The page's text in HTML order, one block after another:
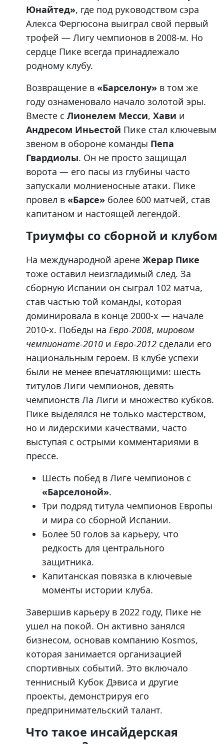
Юнайтед», где под руководством сэра
Алекса Фергюсона выиграл свой первый
трофей — Лигу чемпионов в 2008-м. Но
сердце Пике всегда принадлежало
родному клубу.
Возвращение в «Барселону» в том же
году ознаменовало начало золотой эры.
Вместе с Лионелем Месси, Хави и
Андресом Иньестой Пике стал ключевым
звеном в обороне команды Пепа
Гвардиолы. Он не просто защищал
ворота — его пасы из глубины часто
запускали молниеносные атаки. Пике
провел в «Барсе» более 600 матчей, став
капитаном и настоящей легендой.
Триумфы со сборной и клубом
На международной арене Жерар Пике
тоже оставил неизгладимый след. За
сборную Испании он сыграл 102 матча,
став частью той команды, которая
доминировала в конце 2000-х — начале
2010-х. Победы на Евро-2008, мировом
чемпионате-2010 и Евро-2012 сделали его
национальным героем. В клубе успехи
были не менее впечатляющими: шесть
титулов Лиги чемпионов, девять
чемпионств Ла Лиги и множество кубков.
Пике выделялся не только мастерством,
но и лидерскими качествами, часто
выступая с острыми комментариями в
прессе.
Шесть побед в Лиге чемпионов с
«Барселоной».
Три подряд титула чемпионов Европы
и мира со сборной Испании.
Более 50 голов за карьеру, что
редкость для центрального
защитника.
Капитанская повязка в ключевые
моменты истории клуба.
Завершив карьеру в 2022 году, Пике не
ушел на покой. Он активно занялся
бизнесом, основав компанию Kosmos,
которая занимается организацией
спортивных событий. Это включало
теннисный Кубок Дэвиса и другие
проекты, демонстрируя его
предпринимательский талант.
Что такое инсайдерская